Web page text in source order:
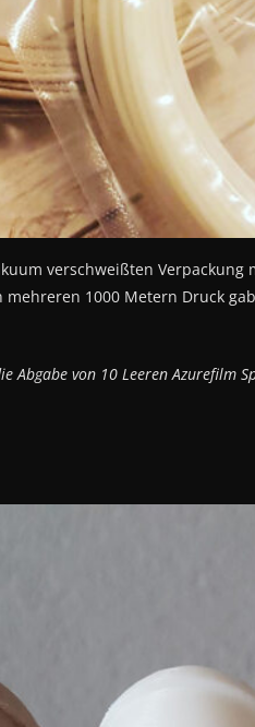
verschweißten
1000 Metern Druck
Abgabe von 10 Leeren